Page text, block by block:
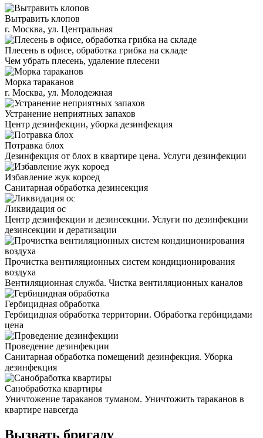
Вытравить клопов
г. Москва, ул. Центральная
Плесень в офисе, обработка грибка на складе
Чем убрать плесень, удаление плесени
Морка тараканов
г. Москва, ул. Молодежная
Устранение неприятных запахов
Центр дезинфекции, уборка дезинфекция
Потравка блох
Дезинфекция от блох в квартире цена. Услуги дезинфекции
Избавление жук короед
Санитарная обработка дезинсекция
Ликвидация ос
Центр дезинфекции и дезинсекции. Услуги по дезинфекции
дезинсекции и дератизации
Прочистка вентиляционных систем кондиционирования
воздуха
Вентиляционная служба. Чистка вентиляционных каналов
Гербицидная обработка
Гербицидная обработка территории. Обработка гербицидами
цена
Проведение дезинфекции
Санитарная обработка помещений дезинфекция. Уборка
дезинфекция
Санобработка квартиры
Уничтожение тараканов туманом. Уничтожить тараканов в
квартире навсегда
Вызвать бригаду